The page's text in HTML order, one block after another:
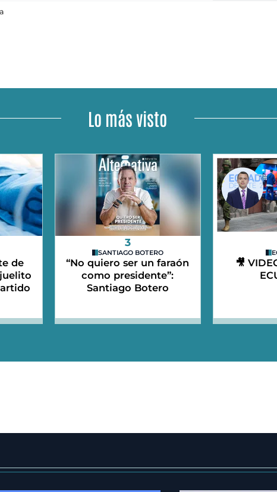
Lo más visto
de
3
SANTIAGO BOTERO
“No quiero ser un faraón
como presidente”:
Santiago Botero
🎥